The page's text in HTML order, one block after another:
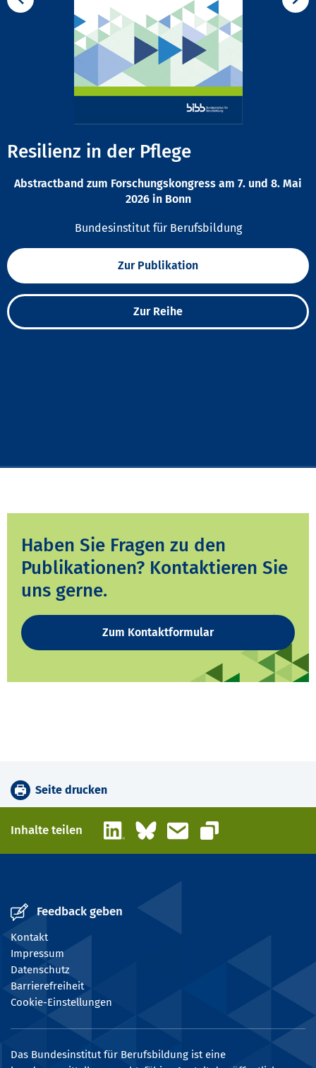
Resilienz in der Pflege
Abstractband zum Forschungskongress am 7. und 8. Mai
2026 in Bonn
Bundesinstitut für Berufsbildung
Zur Publikation
Zur Reihe
Haben Sie Fragen zu den
Publikationen? Kontaktieren Sie
uns gerne.
Zum Kontaktformular
Seite drucken
Inhalte teilen LinkedInBlueskyE-Mail
Link kopieren
Feedback geben
Kontakt
Impressum
Datenschutz
Barrierefreiheit
Cookie-Einstellungen
Das Bundesinstitut für Berufsbildung ist eine